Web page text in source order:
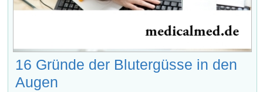
16 Gründe der Blutergüsse in den
Augen